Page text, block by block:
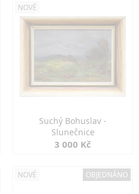
NOVÉ
Suchý Bohuslav -
Slunečnice
3 000 Kč
NOVÉ OBJEDNÁNO